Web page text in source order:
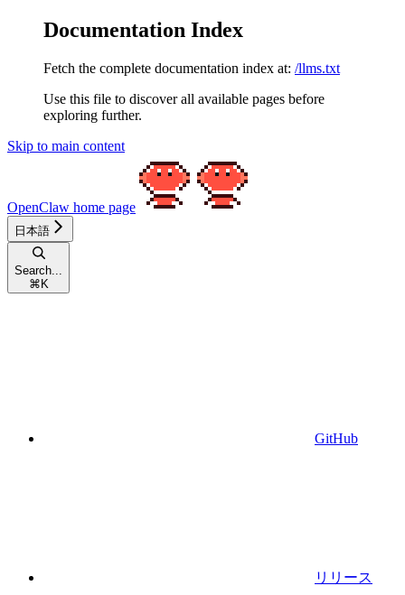
Documentation Index
Fetch the complete documentation index at: /llms.txt
Use this file to discover all available pages before
exploring further.
Skip to main content
OpenClaw home page
日本語
Search...
⌘ K
GitHub
リリース